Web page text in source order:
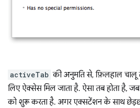
activeTab की अनुमति से, फ़िलहाल
लिए ऐक्सेस मिल जाता है. ऐसा तब होता है, जब
को शुरू करता है. अगर एक्सटेंशन के साथ